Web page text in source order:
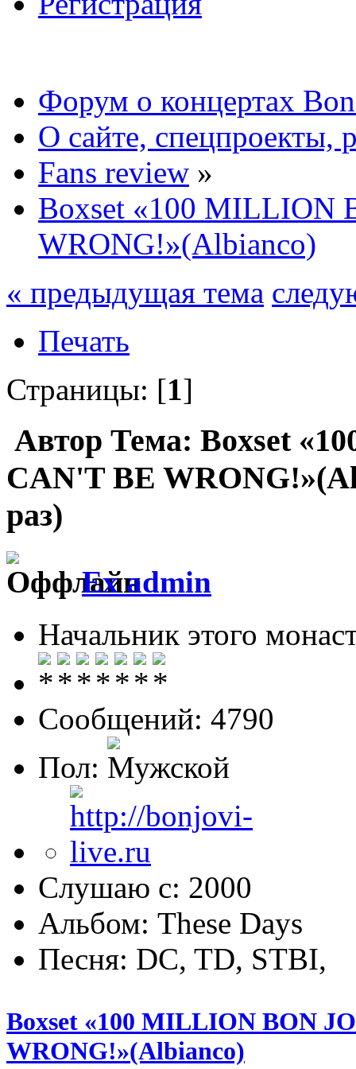
Форум о концертах
О сайте, спецпроекты,
Fans review »
Boxset «100 MILLION
WRONG!»(Albianco)
« предыдущая тема
Печать
Страницы: [1]
Автор Тема: Boxset
CAN'T BE
раз)
Ex admin
Начальник этого
Сообщений: 4790
Пол:
Слушаю с: 2000
Альбом: These Days
Песня: DC, TD, STBI,
Boxset «100 MILLION BON
WRONG!»(Albianco)